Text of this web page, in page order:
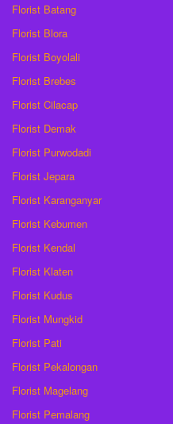
Florist Batang
Florist Blora
Florist Boyolali
Florist Brebes
Florist Cilacap
Florist Demak
Florist Purwodadi
Florist Jepara
Florist Karanganyar
Florist Kebumen
Florist Kendal
Florist Klaten
Florist Kudus
Florist Mungkid
Florist Pati
Florist Pekalongan
Florist Magelang
Florist Pemalang